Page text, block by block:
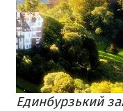
Единбурзький